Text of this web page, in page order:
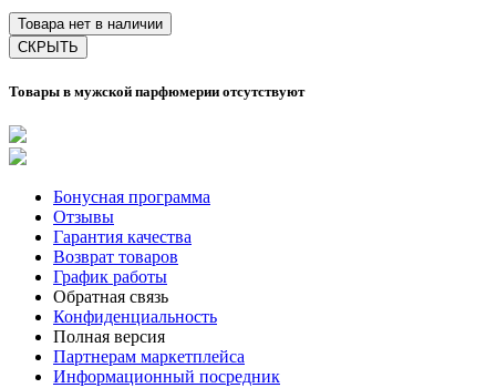
Товара нет в наличии
СКРЫТЬ
Товары в мужской парфюмерии отсутствуют
Бонусная программа
Отзывы
Гарантия качества
Возврат товаров
График работы
Обратная связь
Конфиденциальность
Полная версия
Партнерам маркетплейса
Информационный посредник